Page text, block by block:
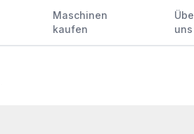
Maschinen
kaufen
uns